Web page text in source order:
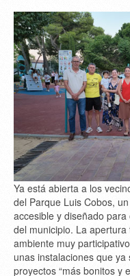
Ya está abierta a los
del Parque Luis Cobos,
accesible y diseñado
del municipio. La
ambiente muy
unas instalaciones que
proyectos “más bonitos y